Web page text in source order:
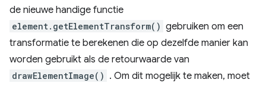
de nieuwe handige functie
element.getElementTransform() gebruiken om een ​​
transformatie te berekenen die op dezelfde manier kan
worden gebruikt als de retourwaarde van
drawElementImage() . Om dit mogelijk te maken, moet